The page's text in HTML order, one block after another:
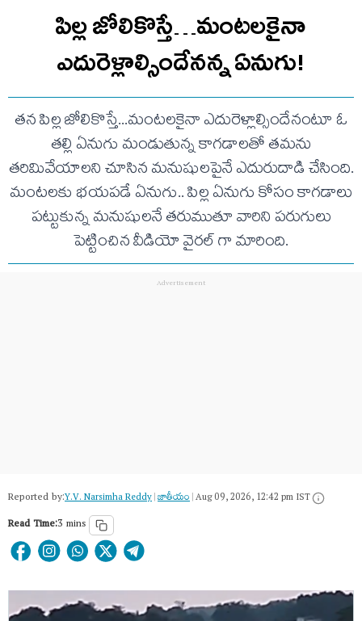
పిల్ల జోలికొస్తే…మంటలకైనా
ఎదురెళ్లాల్సిందేనన్న ఏనుగు!
తన పిల్ల జోలికొస్తే...మంటలకైనా ఎదురెళ్లాల్సిందేనంటూ ఓ
తల్లి ఏనుగు మండుతున్న కాగడాలతో తమను
తరిమివేయాలని చూసిన మనుషులపైనే ఎదురుదాడి చేసింది.
మంటలకు భయపడే ఏనుగు.. పిల్ల ఏనుగు కోసం కాగడాలు
పట్టుకున్న మనుషులనే తరుముతూ వారిని పరుగులు
పెట్టించిన వీడియో వైరల్ గా మారింది.
Reported by:Y.V. Narsimha Reddy|జాతీయం|Aug 09, 2026, 12:42 pm IST
Read Time:3 mins